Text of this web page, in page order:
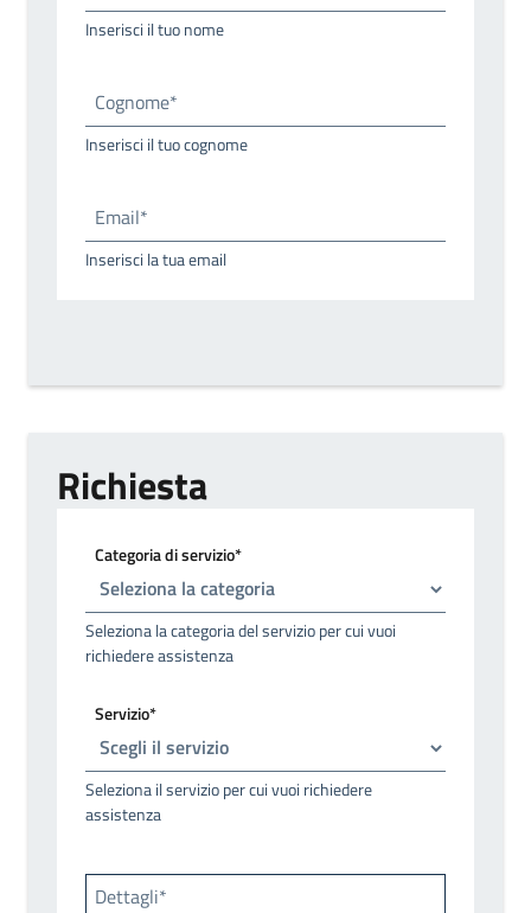
Inserisci il tuo nome
Cognome*
Inserisci il tuo cognome
Email*
Inserisci la tua email
Richiesta
Categoria di servizio*
Seleziona la categoria del servizio per cui vuoi
richiedere assistenza
Servizio*
Seleziona il servizio per cui vuoi richiedere
assistenza
Dettagli*